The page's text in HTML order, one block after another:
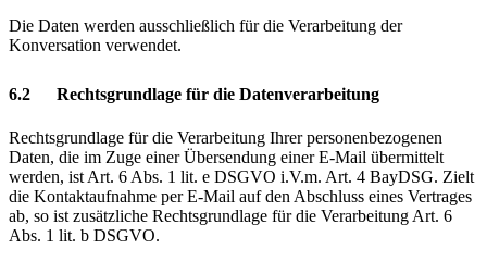
Die Daten werden ausschließlich für die Verarbeitung der
Konversation verwendet.
6.2 Rechtsgrundlage für die Datenverarbeitung
Rechtsgrundlage für die Verarbeitung Ihrer personenbezogenen
Daten, die im Zuge einer Übersendung einer E-Mail übermittelt
werden, ist Art. 6 Abs. 1 lit. e DSGVO i.V.m. Art. 4 BayDSG. Zielt
die Kontaktaufnahme per E-Mail auf den Abschluss eines Vertrages
ab, so ist zusätzliche Rechtsgrundlage für die Verarbeitung Art. 6
Abs. 1 lit. b DSGVO.